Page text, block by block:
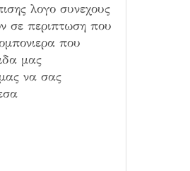
λογο συνεχους
σε περιπτωση που
που
μας
μας να σας